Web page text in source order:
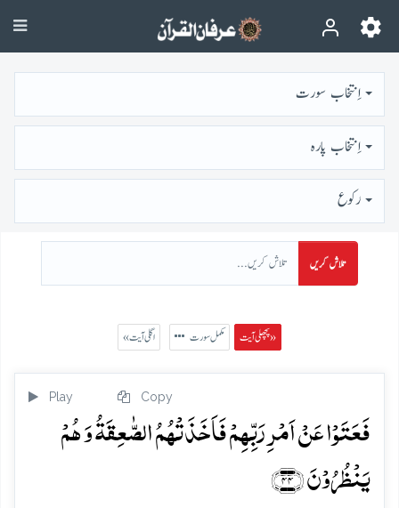
اِنتخاب سورت
اِنتخاب پارہ
رُكوع
تلاش کریں
پچھلی آیت » مکمل سورت « اگلی آیت
Play Copy
فَعَتَوۡا عَنۡ اَمۡرِ رَبِّہِمۡ فَاَخَذَتۡہُمُ الصّٰعِقَۃُ وَ ہُمۡ
یَنۡظُرُوۡنَ ﴿۴۴﴾